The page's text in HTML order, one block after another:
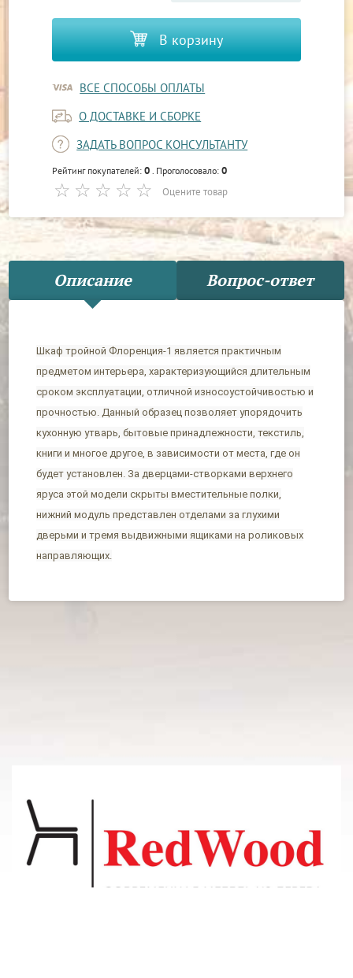
В корзину
ВСЕ СПОСОБЫ ОПЛАТЫ
О ДОСТАВКЕ И СБОРКЕ
ЗАДАТЬ ВОПРОС КОНСУЛЬТАНТУ
Рейтинг покупателей:0 . Проголосовало:0
Оцените товар
Описание Вопрос-ответ
Шкаф тройной Флоренция-1 является практичным
предметом интерьера, характеризующийся длительным
сроком эксплуатации, отличной износоустойчивостью и
прочностью. Данный образец позволяет упорядочить
кухонную утварь, бытовые принадлежности, текстиль,
книги и многое другое, в зависимости от места, где он
будет установлен. За дверцами-створками верхнего
яруса этой модели скрыты вместительные полки,
нижний модуль представлен отделами за глухими
дверьми и тремя выдвижными ящиками на роликовых
направляющих.